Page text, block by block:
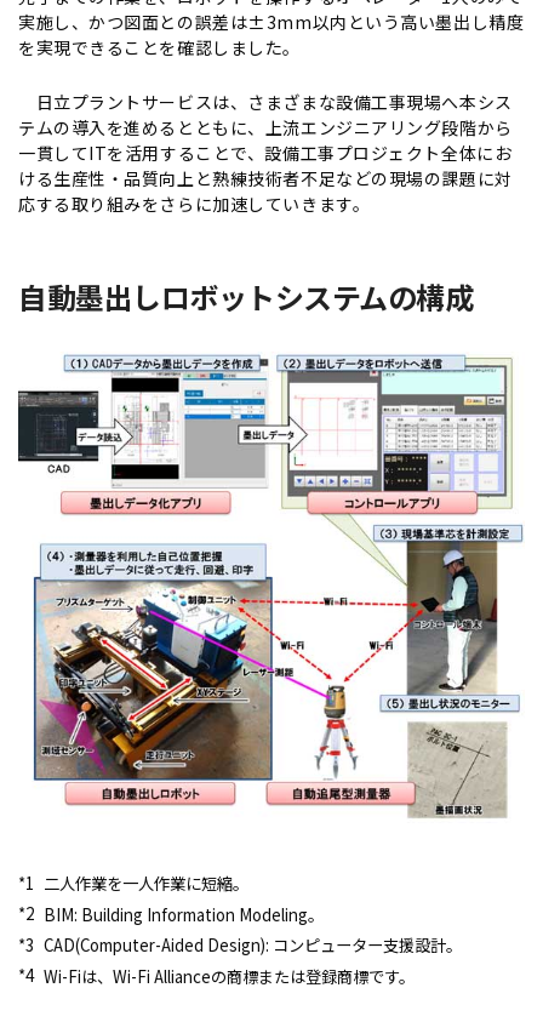
実施し、かつ図面との誤差は±3mm以内という高い墨出し精度
を実現できることを確認しました。
日立プラントサービスは、さまざまな設備工事現場へ本シス
テムの導入を進めるとともに、上流エンジニアリング段階から
一貫してITを活用することで、設備工事プロジェクト全体にお
ける生産性・品質向上と熟練技術者不足などの現場の課題に対
応する取り組みをさらに加速していきます。
自動墨出しロボットシステムの構成
*1 二人作業を一人作業に短縮。
*2 BIM: Building Information Modeling。
*3 CAD(Computer-Aided Design): コンピューター支援設計。
*4 Wi-Fiは、Wi-Fi Allianceの商標または登録商標です。